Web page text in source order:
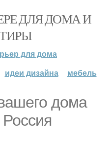
ДЛЯ ДОМА И
для дома
идеи дизайна мебель
дома